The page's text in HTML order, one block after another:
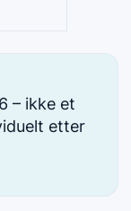
– ikke et
etter